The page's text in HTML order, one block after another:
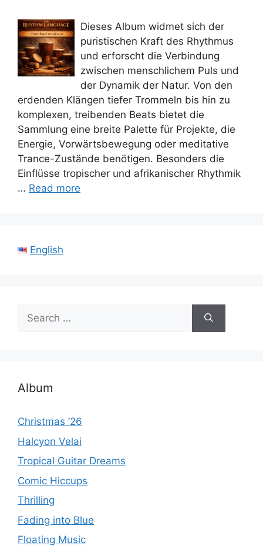
Dieses Album widmet sich der
puristischen Kraft des Rhythmus
und erforscht die Verbindung
zwischen menschlichem Puls und
der Dynamik der Natur. Von den
erdenden Klängen tiefer Trommeln bis hin zu
komplexen, treibenden Beats bietet die
Sammlung eine breite Palette für Projekte, die
Energie, Vorwärtsbewegung oder meditative
Trance-Zustände benötigen. Besonders die
Einflüsse tropischer und afrikanischer Rhythmik
… Read more
English
Search
for:
Album
Christmas ’26
Halcyon Velai
Tropical Guitar Dreams
Comic Hiccups
Thrilling
Fading into Blue
Floating Music